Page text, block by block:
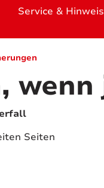
Service &
Seiten